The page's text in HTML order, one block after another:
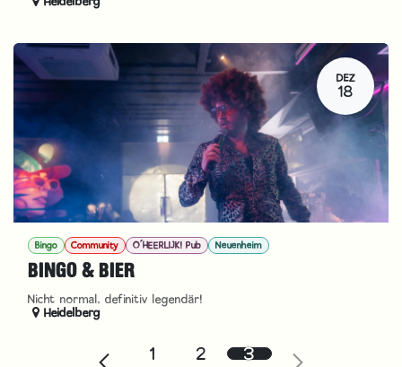
DEZ
18
Bingo Community O´HEERLIJK! Pub Neuenheim
BINGO & BIER
Nicht normal, definitiv legendär!
Heidelberg
1 2 3